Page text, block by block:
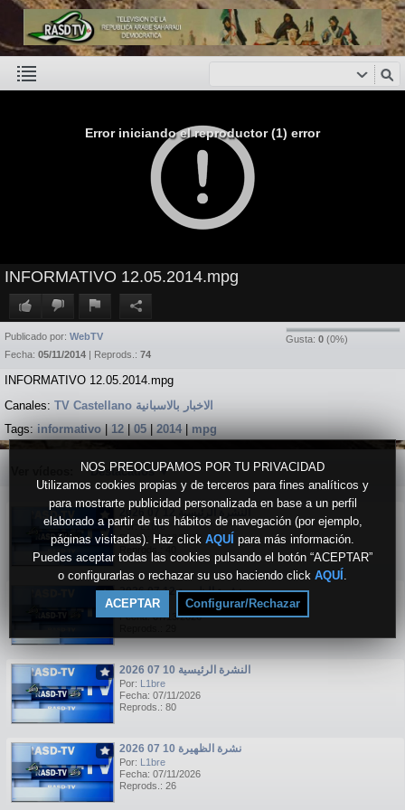
NOS PREOCUPAMOS POR TU PRIVACIDAD
Utilizamos cookies propias y de terceros para fines analíticos y
para mostrarte publicidad personalizada en base a un perfil
elaborado a partir de tus hábitos de navegación (por ejemplo,
páginas visitadas). Haz click AQUÍ para más información.
Puedes aceptar todas las cookies pulsando el botón “ACEPTAR”
o configurarlas o rechazar su uso haciendo click AQUÍ .
ACEPTAR Configurar/Rechazar
Error iniciando el reproductor (1) error
INFORMATIVO 12.05.2014.mpg
Gusta: 0 (0%)
Publicado por: WebTV
Fecha: 05/11/2014 | Reprods.: 74
INFORMATIVO 12.05.2014.mpg
Canales:
TV Castellano الاخبار بالاسبانية
Tags: informativo | 12 | 05 | 2014 | mpg
Destacados ▼
النشرة الرئيسية 12 07 2026
Por:L1bre
Fecha: 07/13/2026
Reprods.: 40
نشرة الظهيرة 12 07 2026
Por: L1bre
Fecha: 07/13/2026
النشرة الرئيسية 10 07 2026
Por: L1bre
Fecha: 07/11/2026
Reprods.: 80
نشرة الظهيرة 10 07 2026
Por: L1bre
Fecha: 07/11/2026
Reprods.: 26